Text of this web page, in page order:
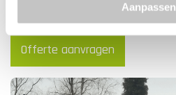
Aanpassen
Offerte aanvragen